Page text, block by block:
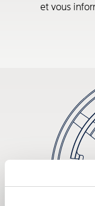
et vous